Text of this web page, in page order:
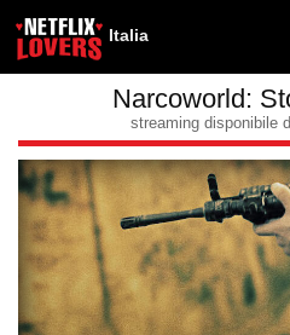
Italia
Narcoworld:
streaming disponibile